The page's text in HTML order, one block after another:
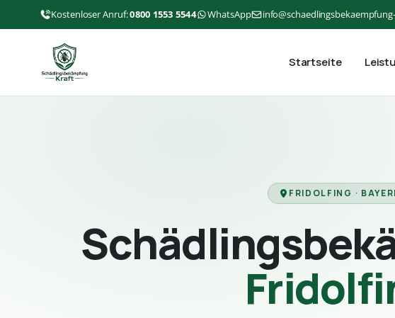
Kostenloser Anruf:0800 1553 5544 WhatsApp
Startseite
FRIDOLFING ·